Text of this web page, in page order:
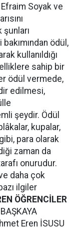
Soyak ve
ödül,
kullanıldığı
sahip bir
ödül vermede,
edilmesi,
şeydir. Ödül
kupalar,
para olarak
zaman da
onurudur.
daha çok
ilgiler
ÖĞRENCİLER
Eren İSUSU